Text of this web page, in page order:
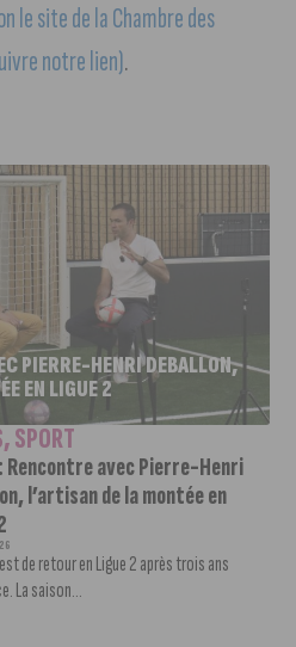
le site de la Chambre des
notre lien).
PIERRE-HENRI DEBALLON,
EN LIGUE 2
,SPORT
Rencontre avec Pierre-Henri
l’artisan de la montée en
est de retour en Ligue 2 après trois ans
La saison...